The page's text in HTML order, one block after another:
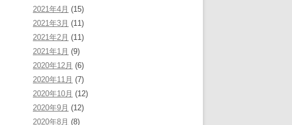
2021年4月 (15)
2021年3月 (11)
2021年2月 (11)
2021年1月 (9)
2020年12月 (6)
2020年11月 (7)
2020年10月 (12)
2020年9月 (12)
2020年8月 (8)